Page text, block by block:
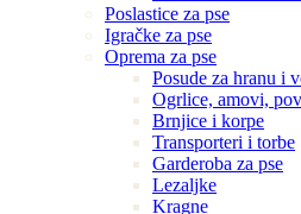
Poslastice za pse
Igračke za pse
Oprema za pse
Posude za hranu i
Ogrlice, amovi,
Brnjice i korpe
Transporteri i torbe
Garderoba za pse
Lezaljke
Kragne